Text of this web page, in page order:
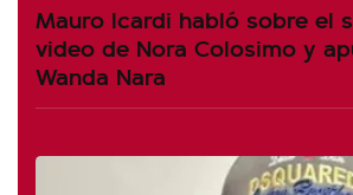
Mauro Icardi habló sobre el
video de Nora Colosimo y
Wanda Nara